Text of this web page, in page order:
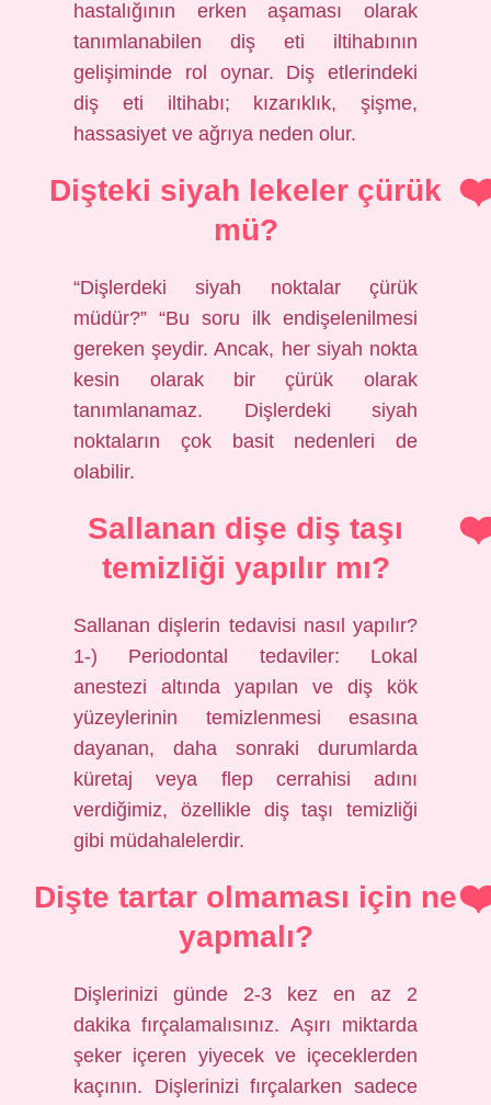
hastalığının erken aşaması olarak
tanımlanabilen diş eti iltihabının
gelişiminde rol oynar. Diş etlerindeki
diş eti iltihabı; kızarıklık, şişme,
hassasiyet ve ağrıya neden olur.
Dişteki siyah lekeler çürük
mü?
“Dişlerdeki siyah noktalar çürük
müdür?” “Bu soru ilk endişelenilmesi
gereken şeydir. Ancak, her siyah nokta
kesin olarak bir çürük olarak
tanımlanamaz. Dişlerdeki siyah
noktaların çok basit nedenleri de
olabilir.
Sallanan dişe diş taşı
temizliği yapılır mı?
Sallanan dişlerin tedavisi nasıl yapılır?
1-) Periodontal tedaviler: Lokal
anestezi altında yapılan ve diş kök
yüzeylerinin temizlenmesi esasına
dayanan, daha sonraki durumlarda
küretaj veya flep cerrahisi adını
verdiğimiz, özellikle diş taşı temizliği
gibi müdahalelerdir.
Dişte tartar olmaması için ne
yapmalı?
Dişlerinizi günde 2-3 kez en az 2
dakika fırçalamalısınız. Aşırı miktarda
şeker içeren yiyecek ve içeceklerden
kaçının. Dişlerinizi fırçalarken sadece